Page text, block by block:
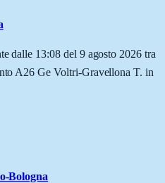
dalle 13:08 del 9 agosto 2026 tra
A26 Ge Voltri-Gravellona T. in
Bologna